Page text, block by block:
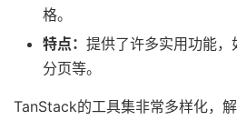
格。
特点： 提供了许多实用功能，
分页等。
TanStack的工具集非常多样化，